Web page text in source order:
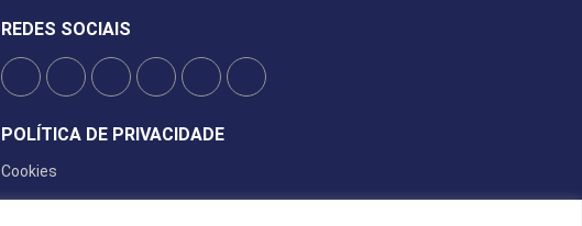
REDES SOCIAIS
POLÍTICA DE PRIVACIDADE
Cookies